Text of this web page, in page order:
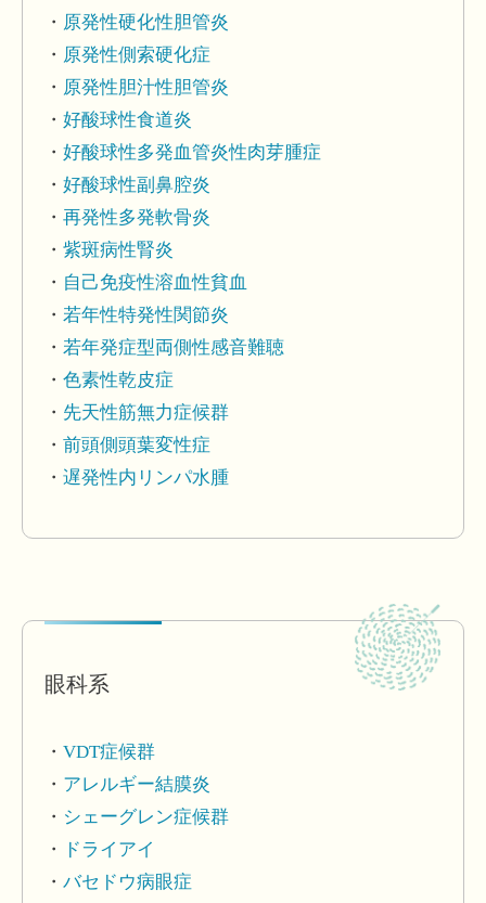
原発性硬化性胆管炎
原発性側索硬化症
原発性胆汁性胆管炎
好酸球性食道炎
好酸球性多発血管炎性肉芽腫症
好酸球性副鼻腔炎
再発性多発軟骨炎
紫斑病性腎炎
自己免疫性溶血性貧血
若年性特発性関節炎
若年発症型両側性感音難聴
色素性乾皮症
先天性筋無力症候群
前頭側頭葉変性症
遅発性内リンパ水腫
眼科系
VDT症候群
アレルギー結膜炎
シェーグレン症候群
ドライアイ
バセドウ病眼症